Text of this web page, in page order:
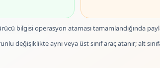
bilgisi operasyon ataması tamamlandığında
değişiklikte aynı veya üst sınıf araç atanır; alt